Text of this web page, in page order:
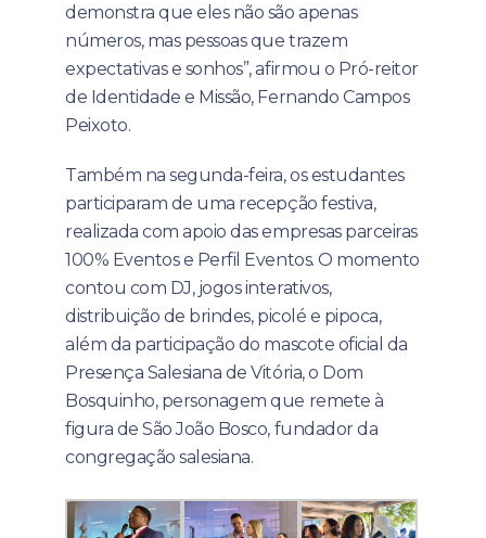
demonstra que eles não são apenas
números, mas pessoas que trazem
expectativas e sonhos”, afirmou o Pró-reitor
de Identidade e Missão, Fernando Campos
Peixoto.
Também na segunda-feira, os estudantes
participaram de uma recepção festiva,
realizada com apoio das empresas parceiras
100% Eventos e Perfil Eventos. O momento
contou com DJ, jogos interativos,
distribuição de brindes, picolé e pipoca,
além da participação do mascote oficial da
Presença Salesiana de Vitória, o Dom
Bosquinho, personagem que remete à
figura de São João Bosco, fundador da
congregação salesiana.